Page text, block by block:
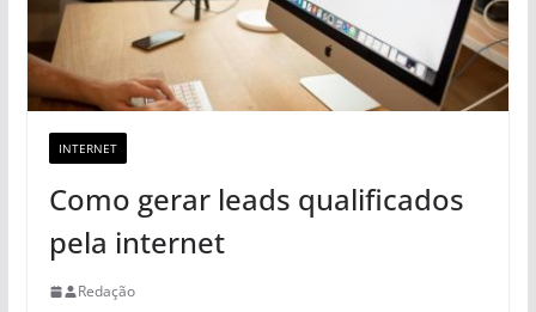
INTERNET
Como gerar leads qualificados
pela internet
Redação